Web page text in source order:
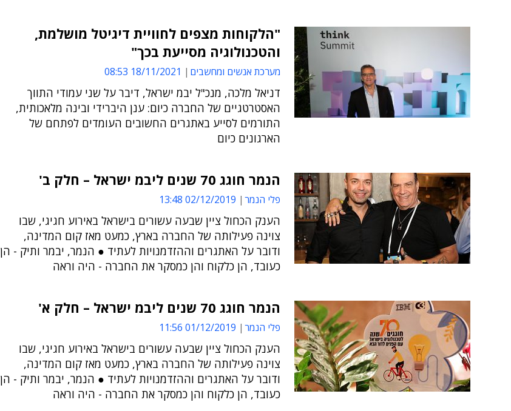
"הלקוחות מצפים לחוויית דיגיטל מושלמת,
והטכנולוגיה מסייעת בכך"
מערכת אנשים ומחשבים 18/11/2021 08:53
דניאל מלכה, מנכ"ל יבמ ישראל, דיבר על שני עמודי התווך
האסטרטגיים של החברה כיום: ענן היברידי ובינה מלאכותית,
התורמים לסייע באתגרים החשובים העומדים לפתחם של
הארגונים כיום
הנמר חוגג 70 שנים ליבמ ישראל – חלק ב'
פלי הנמר 02/12/2019 13:48
הענק הכחול ציין שבעה עשורים בישראל באירוע חגיגי, שבו
צוינה פעילותה של החברה בארץ, כמעט מאז קום המדינה,
ודובר על האתגרים וההזדמנויות לעתיד ● הנמר, יבמר ותיק - הן
כעובד, הן כלקוח והן כמסקר את החברה - היה וראה
הנמר חוגג 70 שנים ליבמ ישראל – חלק א'
פלי הנמר 01/12/2019 11:56
הענק הכחול ציין שבעה עשורים בישראל באירוע חגיגי, שבו
צוינה פעילותה של החברה בארץ, כמעט מאז קום המדינה,
ודובר על האתגרים וההזדמנויות לעתיד ● הנמר, יבמר ותיק - הן
כעובד, הן כלקוח והן כמסקר את החברה - היה וראה